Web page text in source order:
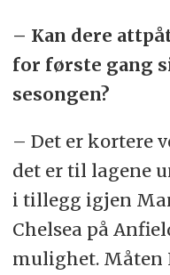
– Kan dere
for første gang
sesongen?
– Det er kortere
det er til lagene
i tillegg igjen
Chelsea på
mulighet. Måten